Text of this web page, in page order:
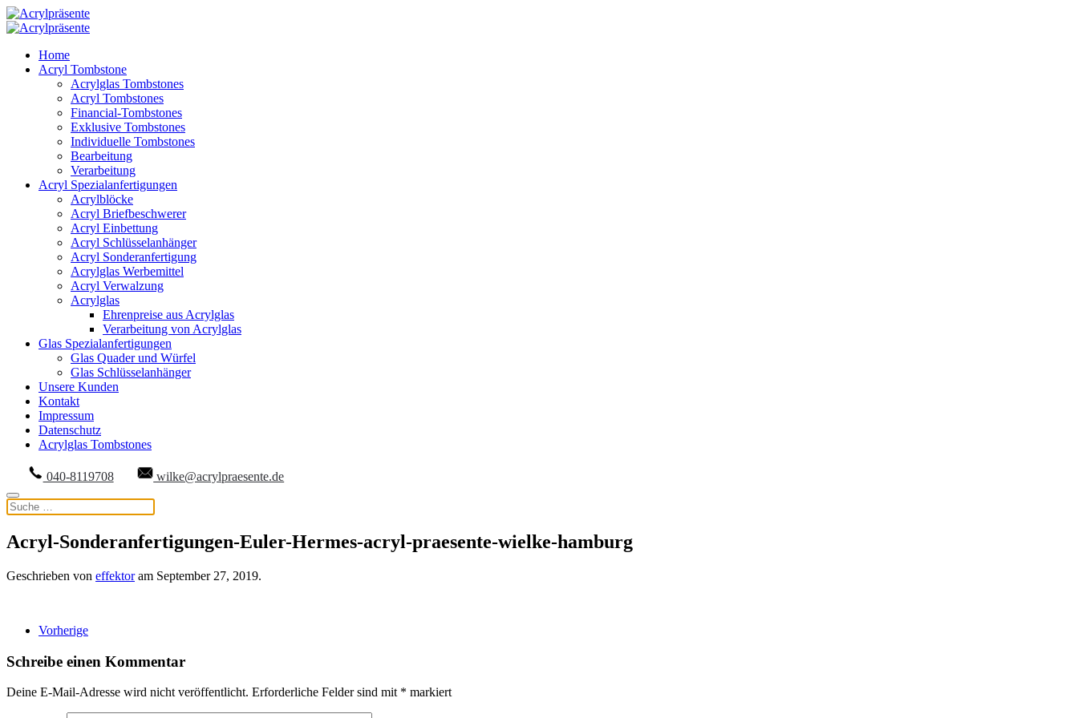
Home
Acryl Tombstone
Acrylglas Tombstones
Acryl Tombstones
Financial-Tombstones
Exklusive Tombstones
Individuelle Tombstones
Bearbeitung
Verarbeitung
Acryl Spezialanfertigungen
Acrylblöcke
Acryl Briefbeschwerer
Acryl Einbettung
Acryl Schlüsselanhänger
Acryl Sonderanfertigung
Acrylglas Werbemittel
Acryl Verwalzung
Acrylglas
Ehrenpreise aus Acrylglas
Verarbeitung von Acrylglas
Glas Spezialanfertigungen
Glas Quader und Würfel
Glas Schlüsselanhänger
Unsere Kunden
Kontakt
Impressum
Datenschutz
Acrylglas Tombstones
040-8119708 wilke@acrylpraesente.de
Acryl-Sonderanfertigungen-Euler-Hermes-acryl-praesente-wielke-hamburg
Geschrieben von effektoram September 27, 2019.
Vorherige
Schreibe einen Kommentar
Deine E-Mail-Adresse wird nicht veröffentlicht. Erforderliche Felder sind mit * markiert